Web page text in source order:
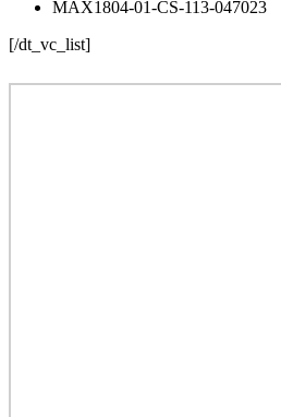
MAX1804-01-CS-113-047023
[/dt_vc_list]